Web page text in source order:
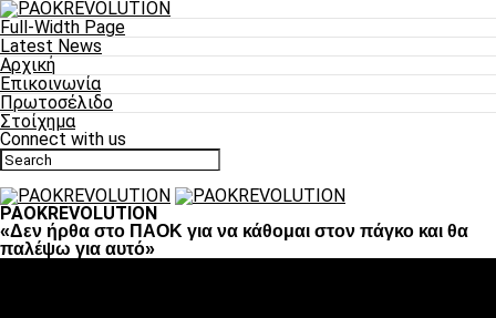
Full-Width Page
Latest News
Αρχική
Επικοινωνία
Πρωτοσέλιδο
Στοίχημα
Connect with us
PAOKREVOLUTION
«Δεν ήρθα στο ΠΑΟΚ για να κάθομαι στον πάγκο και θα
παλέψω για αυτό»